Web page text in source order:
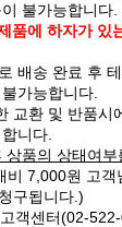
불가능합니다.
품에 하자가 있
배송 완료 후
가능합니다.
교환 및 반품시
니다.
상품의 상태여부
비 7,000원 고객
구됩니다.)
객센터(02-